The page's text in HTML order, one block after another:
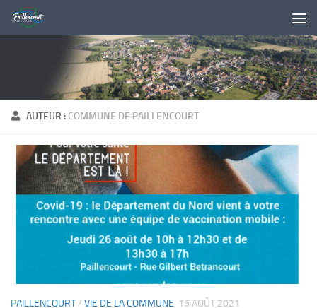
Skip to content
AUTEUR : COMMUNE DE PAILLENCOURT
PAILLENCOURT/ VIE DE LA COMMUNE 16 AOÛT 2021